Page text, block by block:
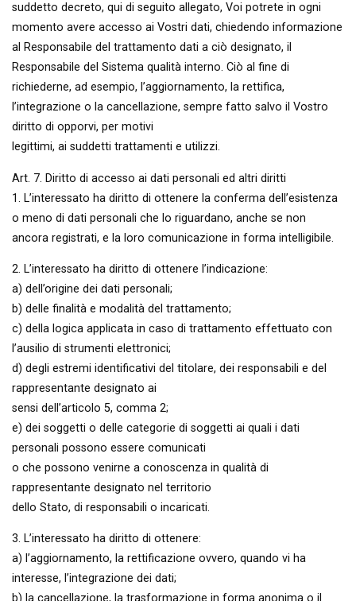
suddetto decreto, qui di seguito allegato, Voi potrete in ogni
momento avere accesso ai Vostri dati, chiedendo informazione
al Responsabile del trattamento dati a ciò designato, il
Responsabile del Sistema qualità interno. Ciò al fine di
richiederne, ad esempio, l’aggiornamento, la rettifica,
l’integrazione o la cancellazione, sempre fatto salvo il Vostro
diritto di opporvi, per motivi
legittimi, ai suddetti trattamenti e utilizzi.
Art. 7. Diritto di accesso ai dati personali ed altri diritti
1. L’interessato ha diritto di ottenere la conferma dell’esistenza
o meno di dati personali che lo riguardano, anche se non
ancora registrati, e la loro comunicazione in forma intelligibile.
2. L’interessato ha diritto di ottenere l’indicazione:
a) dell’origine dei dati personali;
b) delle finalità e modalità del trattamento;
c) della logica applicata in caso di trattamento effettuato con
l’ausilio di strumenti elettronici;
d) degli estremi identificativi del titolare, dei responsabili e del
rappresentante designato ai
sensi dell’articolo 5, comma 2;
e) dei soggetti o delle categorie di soggetti ai quali i dati
personali possono essere comunicati
o che possono venirne a conoscenza in qualità di
rappresentante designato nel territorio
dello Stato, di responsabili o incaricati.
3. L’interessato ha diritto di ottenere:
a) l’aggiornamento, la rettificazione ovvero, quando vi ha
interesse, l’integrazione dei dati;